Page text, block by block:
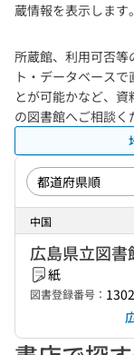
蔵情報を表示します。
所蔵館、利用可否等
ト・データベース
とが可能かなど、
の図書館へご相談く
中国
広島県立図書
紙
図書登録番号：